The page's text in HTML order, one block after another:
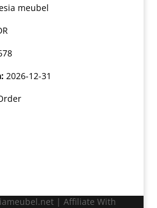
meubel
2026-12-31
| Affiliate With